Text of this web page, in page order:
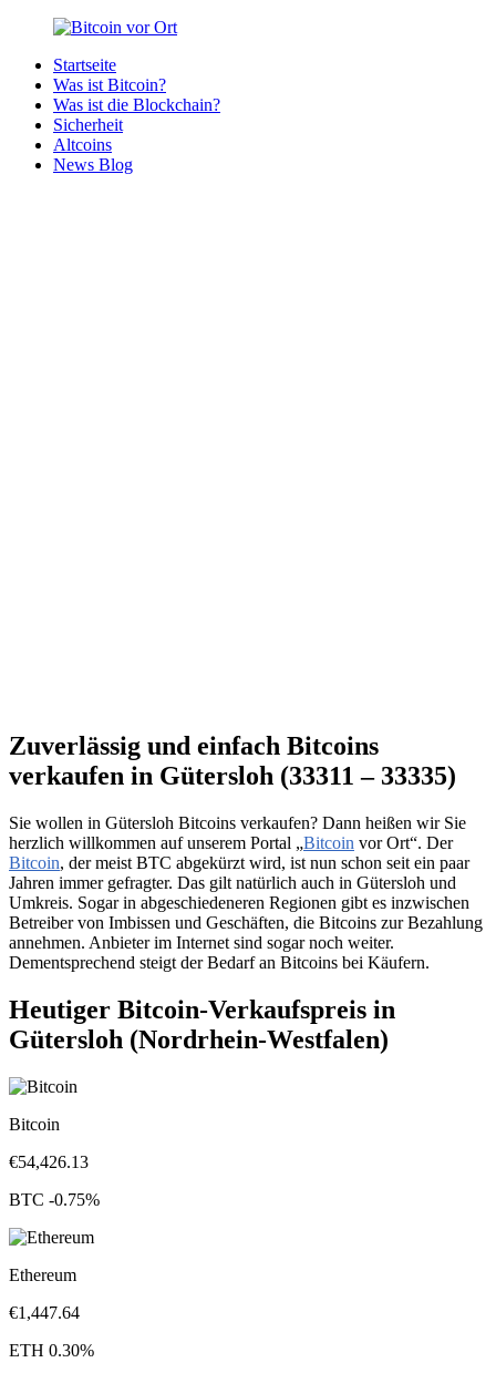
Zurück
Inhalt
Bitcoin
Bitcoins
deiner
Region
Startseite
Was ist Bitcoin?
Was ist die Blockchain?
Sicherheit
Altcoins
News Blog
Zuverlässig und einfach Bitcoins
verkaufen in Gütersloh (33311 – 33335)
Sie wollen in Gütersloh Bitcoins verkaufen? Dann heißen wir Sie
herzlich willkommen auf unserem Portal „Bitcoin vor Ort“. Der
Bitcoin, der meist BTC abgekürzt wird, ist nun schon seit ein paar
Jahren immer gefragter. Das gilt natürlich auch in Gütersloh und
Umkreis. Sogar in abgeschiedeneren Regionen gibt es inzwischen
Betreiber von Imbissen und Geschäften, die Bitcoins zur Bezahlung
annehmen. Anbieter im Internet sind sogar noch weiter.
Dementsprechend steigt der Bedarf an Bitcoins bei Käufern.
Heutiger Bitcoin-Verkaufspreis in
Gütersloh (Nordrhein-Westfalen)
Bitcoin
€54,426.13
BTC -0.75%
Ethereum
€1,447.64
ETH 0.30%